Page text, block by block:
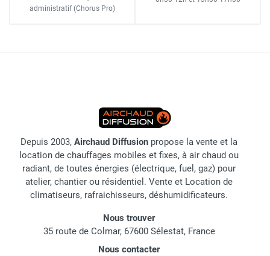
administratif (Chorus Pro)
Depuis 2003, Airchaud Diffusion propose la vente et la
location de chauffages mobiles et fixes, à air chaud ou
radiant, de toutes énergies (électrique, fuel, gaz) pour
atelier, chantier ou résidentiel. Vente et Location de
climatiseurs, rafraichisseurs, déshumidificateurs.
Nous trouver
35 route de Colmar, 67600 Sélestat, France
Nous contacter